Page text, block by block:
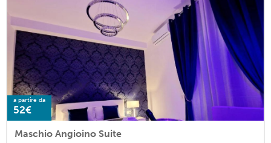
a partire da
52€
Maschio Angioino Suite